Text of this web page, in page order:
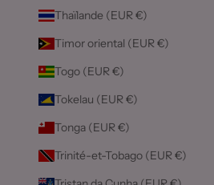
Thaïlande (EUR €)
Timor oriental (EUR €)
Togo (EUR €)
Tokelau (EUR €)
Tonga (EUR €)
Trinité-et-Tobago (EUR €)